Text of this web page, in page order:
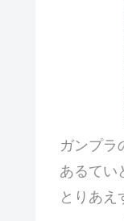
ガンプラ
あるてい
とりあえ